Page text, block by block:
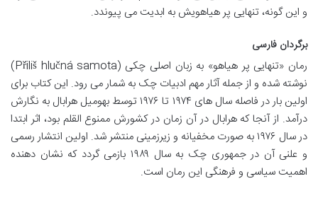
و این گونه، تنهایی پر هیاهویش به ابدیت می پیوندد.
برگردان فارسی
رمان «تنهایی پر هیاهو» به زبان اصلی چکی (Příliš hlučná samota)
نوشته شده و از جمله آثار مهم ادبیات چک به شمار می رود. این کتاب برای
اولین بار در فاصله سال های ۱۹۷۴ تا ۱۹۷۶ توسط بهومیل هرابال به نگارش
درآمد. از آنجا که هرابال در آن زمان در کشورش ممنوع القلم بود، اثر ابتدا
در سال ۱۹۷۶ به صورت مخفیانه و زیرزمینی منتشر شد. اولین انتشار رسمی
و علنی آن در جمهوری چک به سال ۱۹۸۹ بازمی گردد که نشان دهنده
اهمیت سیاسی و فرهنگی این رمان است.